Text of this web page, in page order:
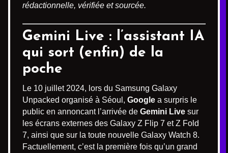
rédactionnelle, vérifiée et sourcée.
Gemini Live : l’assistant IA
qui sort (enfin) de la
poche
Le 10 juillet 2024, lors du Samsung Galaxy
Unpacked organisé à Séoul, Google a surpris le
public en annoncant l’arrivée de Gemini Live sur
les écrans externes des Galaxy Z Flip 7 et Z Fold
7, ainsi que sur la toute nouvelle Galaxy Watch 8.
Factuellement, c’est la première fois qu’un grand